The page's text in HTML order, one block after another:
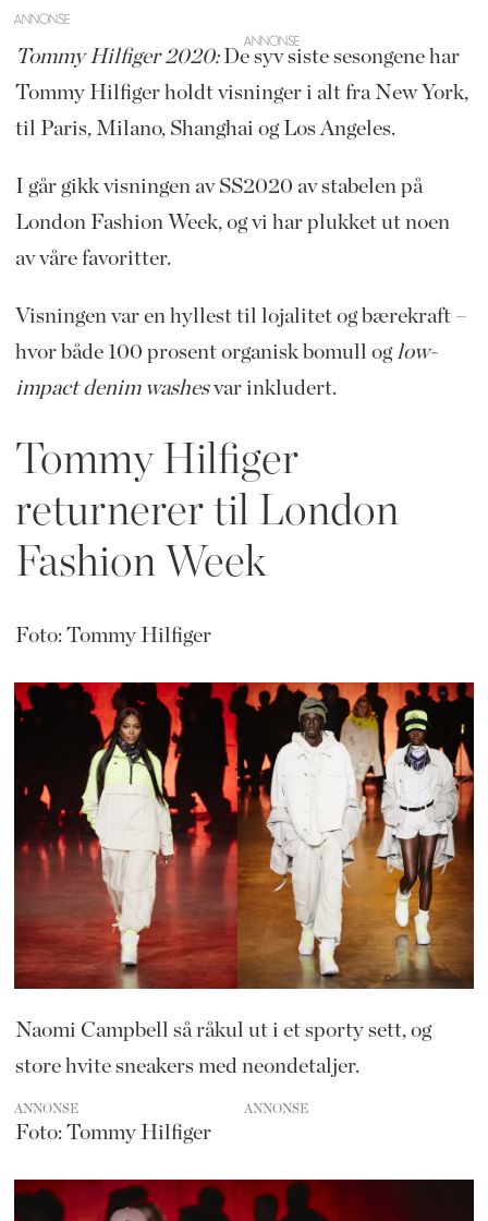
ANNONSE
Tommy Hilfiger 2020: De syv siste sesongene har
Tommy Hilfiger holdt visninger i alt fra New York,
til Paris, Milano, Shanghai og Los Angeles.
I går gikk visningen av SS2020 av stabelen på
London Fashion Week, og vi har plukket ut noen
av våre favoritter.
Visningen var en hyllest til lojalitet og bærekraft –
hvor både 100 prosent organisk bomull og low-
impact denim washesvar inkludert.
Tommy Hilfiger
returnerer til London
Fashion Week
Foto: Tommy Hilfiger
Naomi Campbell så råkul ut i et sporty sett, og
store hvite sneakers med neondetaljer.
ANNONSE
Foto: Tommy Hilfiger